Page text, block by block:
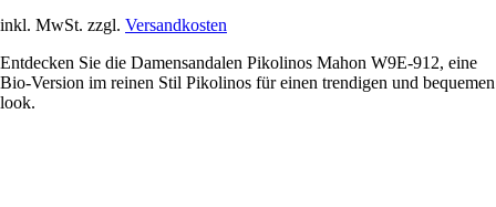
inkl. MwSt. zzgl. Versandkosten
Entdecken Sie die Damensandalen Pikolinos Mahon W9E-912, eine
Bio-Version im reinen Stil Pikolinos für einen trendigen und bequemen
look.